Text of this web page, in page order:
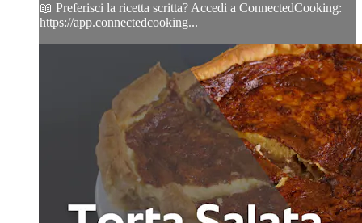
📖 Preferisci la ricetta scritta? Accedi a ConnectedCooking:
https://app.connectedcooking...